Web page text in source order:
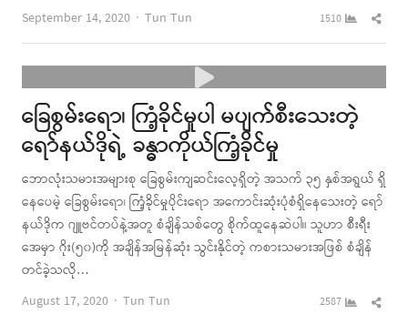
September 14, 2020
Author
Tun Tun 1510
ခြေစွမ်းရော၊ ကြံ့ခိုင်မှုပါ မပျက်စီးသေးတဲ့
ရော်နယ်ဒိုရဲ့ ခန္ဓာကိုယ်ကြံ့ခိုင်မှု
ဘောလုံးသမားအများစု ခြေစွမ်းကျဆင်းလေ့ရှိတဲ့ အသက် ၃၅ နှစ်အရွယ် ရှိ
နေပေမဲ့ ခြေစွမ်းရော၊ ကြံ့ခိုင်မှုပိုင်းရော အကောင်းဆုံးပုံစံရှိနေသေးတဲ့ ရော်
နယ်ဒိုက ဂျူဗင်တပ်နဲ့အတူ စံချိန်သစ်တွေ စိုက်ထူနေဆဲပါ။ သူဟာ စီးရီး
အေမှာ ဂိုး(၅၀)ကို အချိန်အမြန်ဆုံး သွင်းနိုင်တဲ့ ကစားသမားအဖြစ် စံချိန်
တင်ခဲ့သလို…
August 17, 2020
Author
Tun Tun 2587